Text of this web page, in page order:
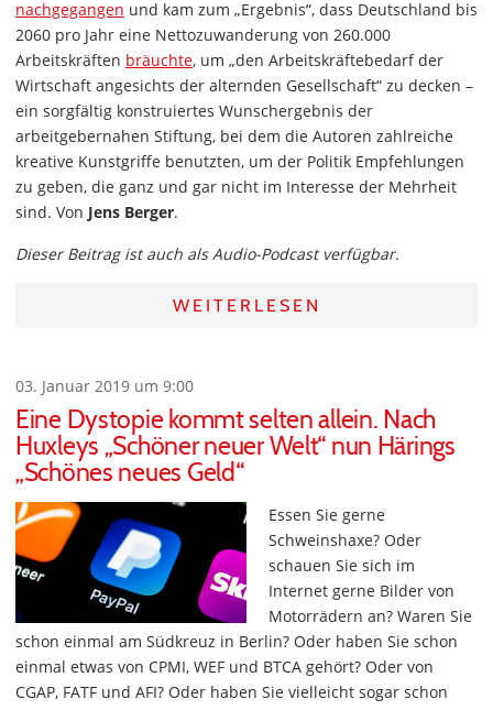
nachgegangen und kam zum „Ergebnis“, dass Deutschland bis
2060 pro Jahr eine Nettozuwanderung von 260.000
Arbeitskräften bräuchte, um „den Arbeitskräftebedarf der
Wirtschaft angesichts der alternden Gesellschaft“ zu decken –
ein sorgfältig konstruiertes Wunschergebnis der
arbeitgebernahen Stiftung, bei dem die Autoren zahlreiche
kreative Kunstgriffe benutzten, um der Politik Empfehlungen
zu geben, die ganz und gar nicht im Interesse der Mehrheit
sind. Von Jens Berger.
Dieser Beitrag ist auch als Audio-Podcast verfügbar.
WEITERLESEN
03. Januar 2019 um 9:00
Eine Dystopie kommt selten allein. Nach
Huxleys „Schöner neuer Welt“ nun Härings
„Schönes neues Geld“
Essen Sie gerne
Schweinshaxe? Oder
schauen Sie sich im
Internet gerne Bilder von
Motorrädern an? Waren Sie
schon einmal am Südkreuz in Berlin? Oder haben Sie schon
einmal etwas von CPMI, WEF und BTCA gehört? Oder von
CGAP, FATF und AFI? Oder haben Sie vielleicht sogar schon